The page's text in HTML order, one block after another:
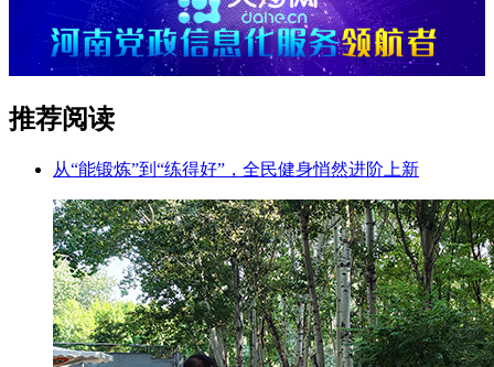
推荐阅读
从“能锻炼”到“练得好”，全民健身悄然进阶上新